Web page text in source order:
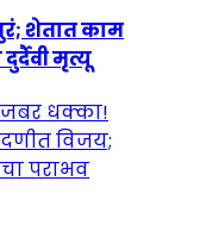
शेतात काम
मृत्यू